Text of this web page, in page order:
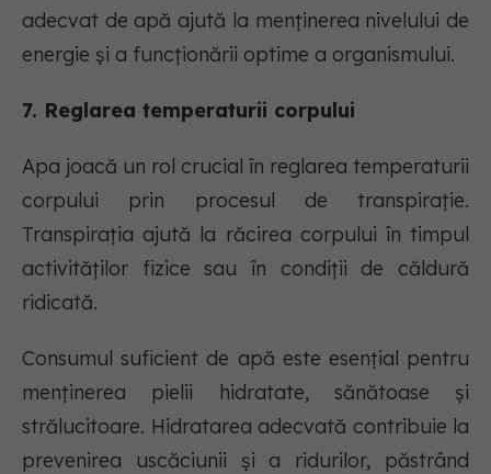
adecvat de apă ajută la menținerea nivelului de
energie și a funcționării optime a organismului.
7. Reglarea temperaturii corpului
Apa joacă un rol crucial în reglarea temperaturii
corpului prin procesul de transpirație.
Transpirația ajută la răcirea corpului în timpul
activităților fizice sau în condiții de căldură
ridicată.
Consumul suficient de apă este esențial pentru
menținerea pielii hidratate, sănătoase și
strălucitoare. Hidratarea adecvată contribuie la
prevenirea uscăciunii și a ridurilor, păstrând